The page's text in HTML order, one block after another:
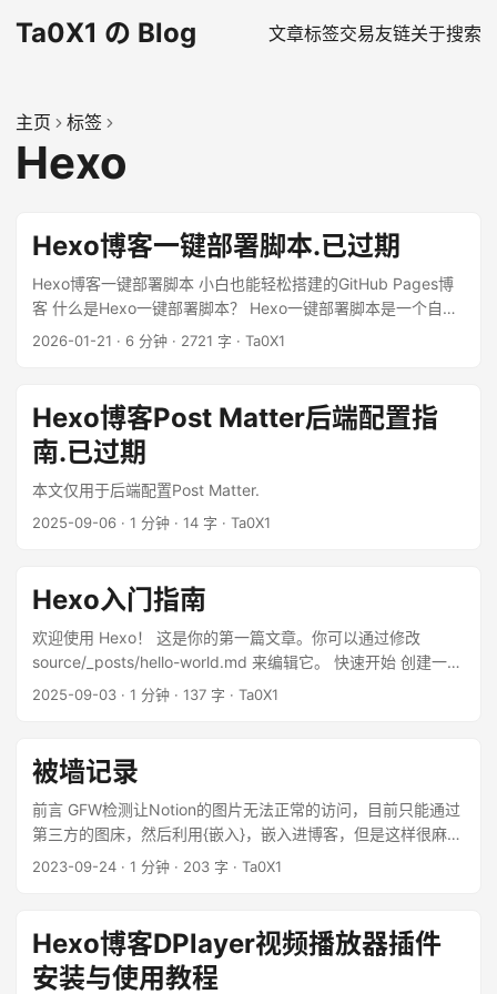
Ta0X1 の Blog 文章标签交易友链关于搜索
主页 标签
Hexo
Hexo博客一键部署脚本.已过期
Hexo博客一键部署脚本 小白也能轻松搭建的GitHub Pages博
客 什么是Hexo一键部署脚本？ Hexo一键部署脚本是一个自动
化工具，能够帮助你在几分钟内完成从环境配置到博客上线的
有自己的GitHub Pages博客。 ...
2026-01-21 · 6 分钟 · 2721 字 · Ta0X1
Hexo博客Post Matter后端配置指
南.已过期
本文仅用于后端配置Post Matter.
2025-09-06 · 1 分钟 · 14 字 · Ta0X1
Hexo入门指南
欢迎使用 Hexo！ 这是你的第一篇文章。你可以通过修改
source/_posts/hello-world.md 来编辑它。 快速开始 创建一篇
新文章 hexo new "My New Post" 更多信息请查看 Writing。
站点 hexo deploy 更多信息请查看 Deployment。
2025-09-03 · 1 分钟 · 137 字 · Ta0X1
被墙记录
前言 GFW检测让Notion的图片无法正常的访问，目前只能通过
第三方的图床，然后利用{嵌入}，嵌入进博客，但是这样很麻
烦，而且也不一定能够长久。 ...
2023-09-24 · 1 分钟 · 203 字 · Ta0X1
Hexo博客DPlayer视频播放器插件
安装与使用教程